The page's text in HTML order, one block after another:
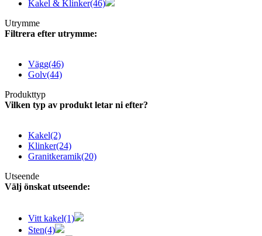
Kakel & Klinker(46)
Utrymme
Filtrera efter utrymme:
Vägg(46)
Golv(44)
Produkttyp
Vilken typ av produkt letar ni efter?
Kakel(2)
Klinker(24)
Granitkeramik(20)
Utseende
Välj önskat utseende:
Vitt kakel(1)
Sten(4)